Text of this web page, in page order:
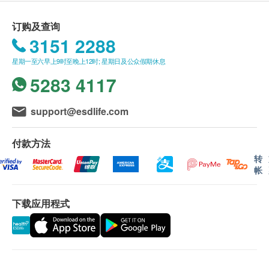
引，由卫生配套、药物剂量、无菌消毒、传染防控等均
以最高级别处理，并由医护人员确保程序的完整与安
全。此外，套餐式收费透明公开，让病人清晰了解服务
范畴与收费细明。
病人检查后可于休息室放松稍息，于数个小时内回家。
及／或退款。
本内视镜检查必须经医生评估是否适合进行。如医生认
为不适合进行内视镜检查，本中心将收取港币$500作为
医生诊症费，余额将退回客户。
内视镜检查最终价格以检查后结果(即检查过程中所抽
取瘜肉及活组织的数量) 而定，客户将检查后于本中心
免责声明：
所有健康检查/服务并非作为医务诊断或治疗用途。当阁
下身体健康出现任何疾病征兆时，应立即咨询有认可资
格的医生，作出诊断及治疗。
health.ESDlife】并没有经营或提供本服务/产品。有关
此服务/产品的错漏或延误，或因使用此服务/产品而引
致的损失、损害、受伤或法律诉讼，健康网购
health.ESDlife概不负责。一切有关的索偿或查询，须
葵芳兴芳路223号 新都会广场二座1905及1906室 (葵芳地铁
站E出口)
显示地图
应诊时间 ( 敬请预约)
星期一至星期五：9:00a.m – 6:00p.m.
星期六：9:00a.m – 1:00p.m.
星期日及公众假期： 休息
电话: 2130 3203
Whatsapp: 5237 1867
订购及查询
3151 2288
星期一至六早上9时至晚上12时; 星期日及公众假期休息
5283 4117
support@esdlife.com
付款方法
转
帐
下载应用程式